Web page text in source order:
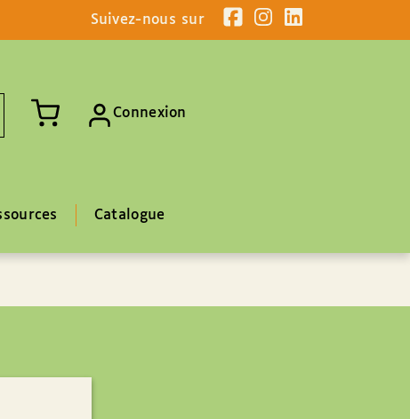
Suivez-nous sur
Connexion
Catalogue